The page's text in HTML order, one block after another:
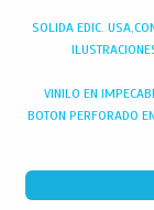
SOLIDA EDIC.
VINILO EN
BOTON PERFORADO